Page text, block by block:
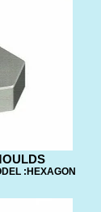
:HEXAGON